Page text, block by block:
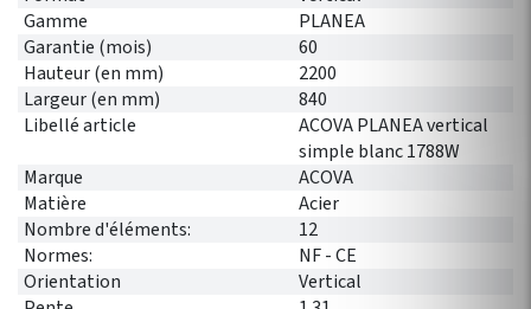
Gamme
PLANEA
Garantie (mois)
60
Hauteur (en mm)
2200
Largeur (en mm)
840
Libellé article
ACOVA PLANEA vertical
simple blanc 1788W
Marque
ACOVA
Matière
Acier
Nombre d'éléments:
12
Normes:
NF - CE
Orientation
Vertical